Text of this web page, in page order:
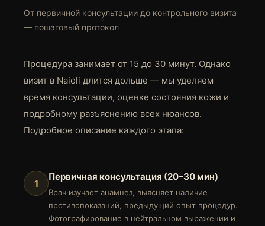
От первичной консультации до контрольного визита
— пошаговый протокол
Процедура занимает от 15 до 30 минут. Однако
визит в Naioli длится дольше — мы уделяем
время консультации, оценке состояния кожи и
подробному разъяснению всех нюансов.
Подробное описание каждого этапа:
1
Первичная консультация (20–30 мин)
Врач изучает анамнез, выясняет наличие
противопоказаний, предыдущий опыт процедур.
Фотографирование в нейтральном выражении и